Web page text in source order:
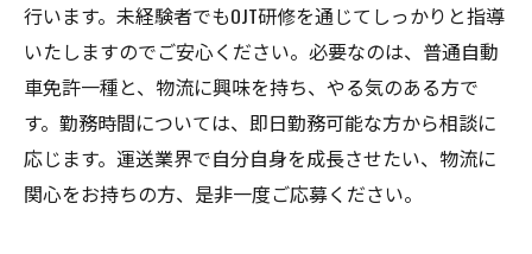
行います。未経験者でもOJT研修を通じてしっかりと指導
いたしますのでご安心ください。必要なのは、普通自動
車免許一種と、物流に興味を持ち、やる気のある方で
す。勤務時間については、即日勤務可能な方から相談に
応じます。運送業界で自分自身を成長させたい、物流に
関心をお持ちの方、是非一度ご応募ください。